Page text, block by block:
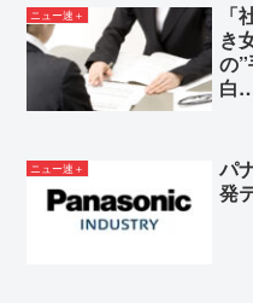
ニュー速＋
き
の
白
ニュー速＋
パ
発